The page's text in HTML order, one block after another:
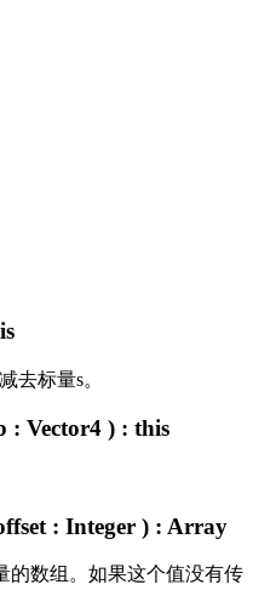
去标量s。
: Vector4 ) : this
: Integer ) : Array
的数组。如果这个值没有传